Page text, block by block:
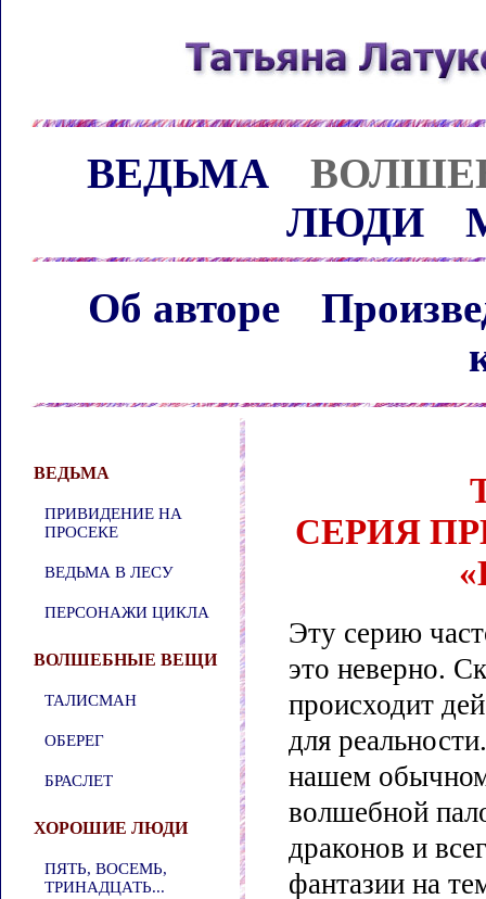
ВЕДЬМА
ЛЮДИ
Об авторе
ВЕДЬМА
ПРИВИДЕНИЕ НА
ПРОСЕКЕ
ВЕДЬМА В ЛЕСУ
ПЕРСОНАЖИ ЦИКЛА
ВОЛШЕБНЫЕ ВЕЩИ
ТАЛИСМАН
ОБЕРЕГ
БРАСЛЕТ
ХОРОШИЕ ЛЮДИ
ПЯТЬ, ВОСЕМЬ,
ТРИНАДЦАТЬ...
СЕРИЯ
Эту серию
это неверно.
происходит
для
нашем
волшебной
драконов и
фантазии на